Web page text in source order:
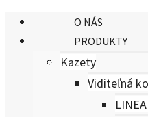
O NÁS
PRODUKTY
Kazety
Viditeľná